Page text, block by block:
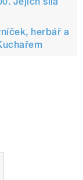
herbář a